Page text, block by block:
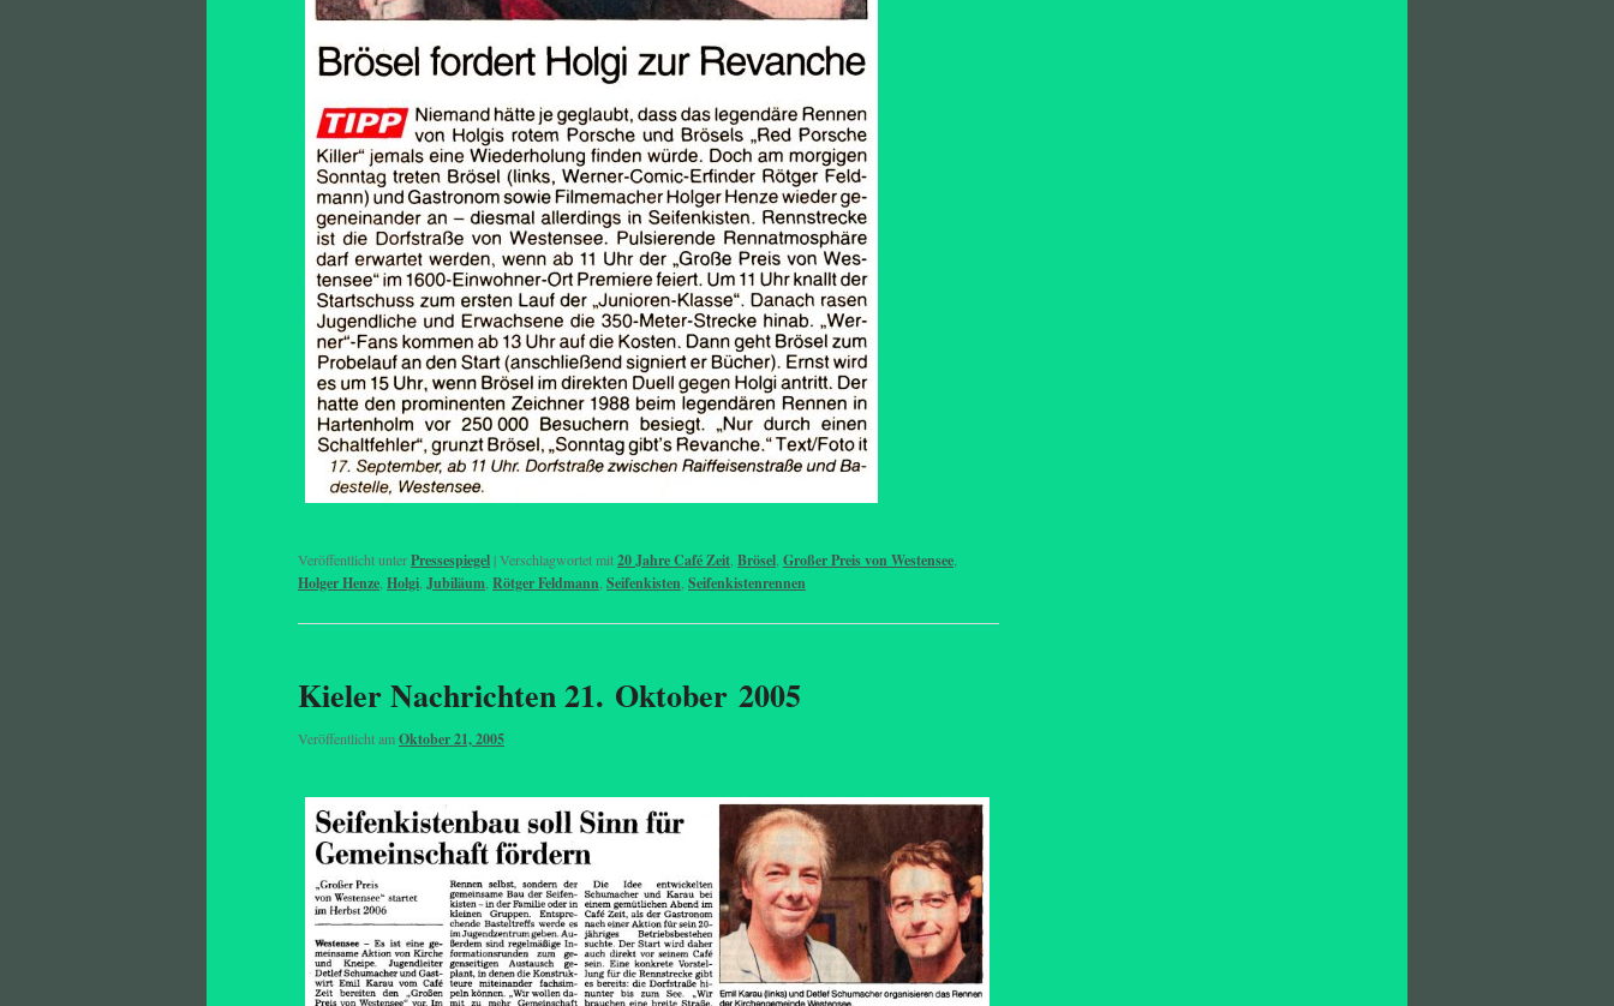
Veröffentlicht unterPressespiegel|Verschlagwortet mit20 Jahre Café Zeit Brösel Großer Preis von Westensee
Holger Henze Holgi Jubiläum Rötger Feldmann Seifenkisten Seifenkistenrennen
Kieler Nachrichten 21. Oktober 2005
Veröffentlicht amOktober 21, 2005